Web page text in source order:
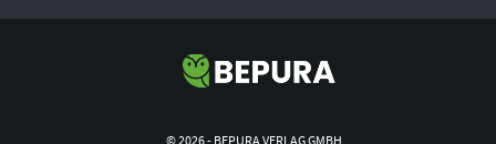
© 2026 - BEPURA VERLAG GMBH